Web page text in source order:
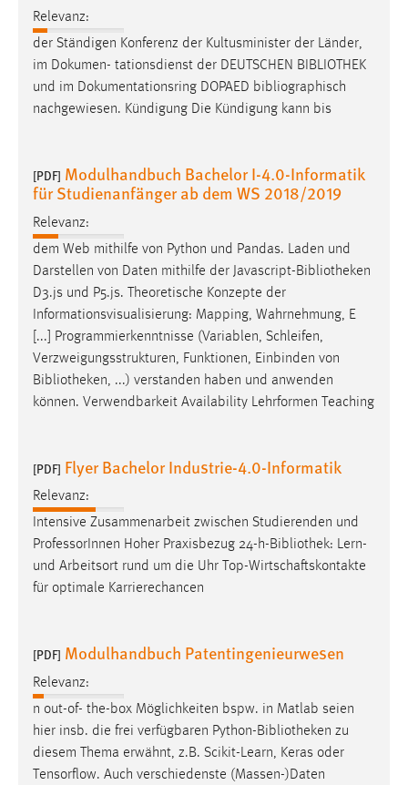
Relevanz:
der Ständigen Konferenz der Kultusminister der Länder,
im Dokumen- tationsdienst der DEUTSCHEN BIBLIOTHEK
und im Dokumentationsring DOPAED bibliographisch
nachgewiesen. Kündigung Die Kündigung kann bis
[PDF] Modulhandbuch Bachelor I-4.0-Informatik
für Studienanfänger ab dem WS 2018/2019
Relevanz:
dem Web mithilfe von Python und Pandas. Laden und
Darstellen von Daten mithilfe der Javascript-Bibliotheken
D3.js und P5.js. Theoretische Konzepte der
Informationsvisualisierung: Mapping, Wahrnehmung, E
[...] Programmierkenntnisse (Variablen, Schleifen,
Verzweigungsstrukturen, Funktionen, Einbinden von
Bibliotheken, ...) verstanden haben und anwenden
können. Verwendbarkeit Availability Lehrformen Teaching
[PDF] Flyer Bachelor Industrie-4.0-Informatik
Relevanz:
Intensive Zusammenarbeit zwischen Studierenden und
ProfessorInnen Hoher Praxisbezug 24-h-Bibliothek: Lern-
und Arbeitsort rund um die Uhr Top-Wirtschaftskontakte
für optimale Karrierechancen
[PDF] Modulhandbuch Patentingenieurwesen
Relevanz:
n out-of- the-box Möglichkeiten bspw. in Matlab seien
hier insb. die frei verfügbaren Python-Bibliotheken zu
diesem Thema erwähnt, z.B. Scikit-Learn, Keras oder
Tensorflow. Auch verschiedenste (Massen-)Daten